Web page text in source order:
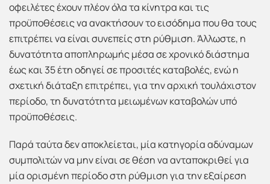
οφειλέτες έχουν πλέον όλα τα κίνητρα και τις
προϋποθέσεις να ανακτήσουν το εισόδημα που θα τους
επιτρέπει να είναι συνεπείς στη ρύθμιση. Άλλωστε, η
δυνατότητα αποπληρωμής μέσα σε χρονικό διάστημα
έως και 35 έτη οδηγεί σε προσιτές καταβολές, ενώ η
σχετική διάταξη επιτρέπει, για την αρχική τουλάχιστον
περίοδο, τη δυνατότητα μειωμένων καταβολών υπό
προϋποθέσεις.
Παρά ταύτα δεν αποκλείεται, μία κατηγορία αδύναμων
συμπολιτών να μην είναι σε θέση να ανταποκριθεί για
μία ορισμένη περίοδο στη ρύθμιση για την εξαίρεση